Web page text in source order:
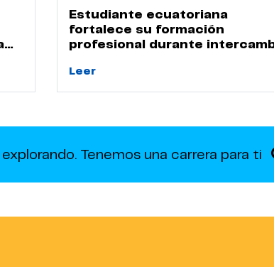
Estudiante ecuatoriana
fortalece su formación
profesional durante
Leer
Tenemos una carrera para ti